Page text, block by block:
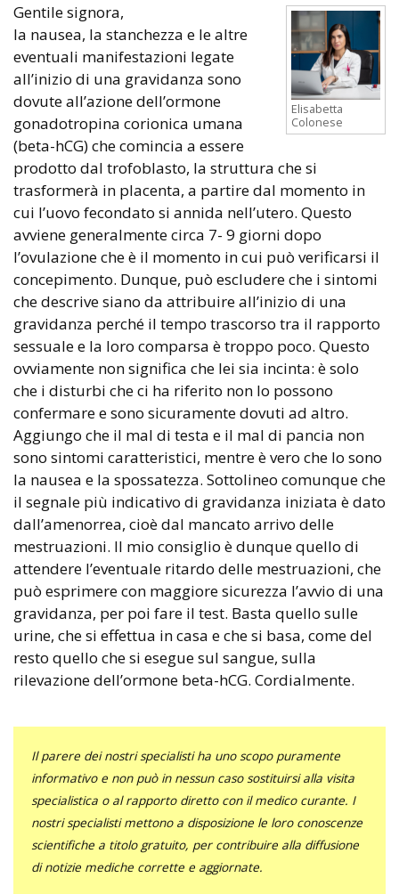
Elisabetta
Colonese
Gentile signora,
la nausea, la stanchezza e le altre
eventuali manifestazioni legate
all’inizio di una gravidanza sono
dovute all’azione dell’ormone
gonadotropina corionica umana
(beta-hCG) che comincia a essere
prodotto dal trofoblasto, la struttura che si
trasformerà in placenta, a partire dal momento in
cui l’uovo fecondato si annida nell’utero. Questo
avviene generalmente circa 7- 9 giorni dopo
l’ovulazione che è il momento in cui può verificarsi il
concepimento. Dunque, può escludere che i sintomi
che descrive siano da attribuire all’inizio di una
gravidanza perché il tempo trascorso tra il rapporto
sessuale e la loro comparsa è troppo poco. Questo
ovviamente non significa che lei sia incinta: è solo
che i disturbi che ci ha riferito non lo possono
confermare e sono sicuramente dovuti ad altro.
Aggiungo che il mal di testa e il mal di pancia non
sono sintomi caratteristici, mentre è vero che lo sono
la nausea e la spossatezza. Sottolineo comunque che
il segnale più indicativo di gravidanza iniziata è dato
dall’amenorrea, cioè dal mancato arrivo delle
mestruazioni. Il mio consiglio è dunque quello di
attendere l’eventuale ritardo delle mestruazioni, che
può esprimere con maggiore sicurezza l’avvio di una
gravidanza, per poi fare il test. Basta quello sulle
urine, che si effettua in casa e che si basa, come del
resto quello che si esegue sul sangue, sulla
rilevazione dell’ormone beta-hCG. Cordialmente.
Il parere dei nostri specialisti ha uno scopo puramente
informativo e non può in nessun caso sostituirsi alla visita
specialistica o al rapporto diretto con il medico curante. I
nostri specialisti mettono a disposizione le loro conoscenze
scientifiche a titolo gratuito, per contribuire alla diffusione
di notizie mediche corrette e aggiornate.